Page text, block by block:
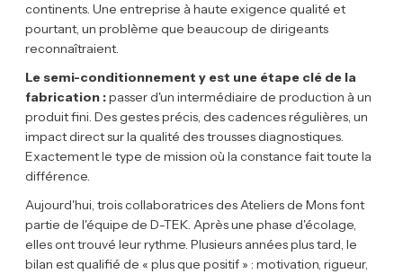
continents. Une entreprise à haute exigence qualité et
pourtant, un problème que beaucoup de dirigeants
reconnaîtraient.
Le semi-conditionnement y est une étape clé de la
fabrication :passer d'un intermédiaire de production à un
produit fini. Des gestes précis, des cadences régulières, un
impact direct sur la qualité des trousses diagnostiques.
Exactement le type de mission où la constance fait toute la
différence.
Aujourd'hui, trois collaboratrices des Ateliers de Mons font
partie de l'équipe de D-TEK. Après une phase d'écolage,
elles ont trouvé leur rythme. Plusieurs années plus tard, le
bilan est qualifié de « plus que positif » : motivation, rigueur,